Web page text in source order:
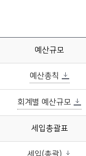
예산규모
예산총칙
회계별 예산규모
세입총괄표
세입(총괄)